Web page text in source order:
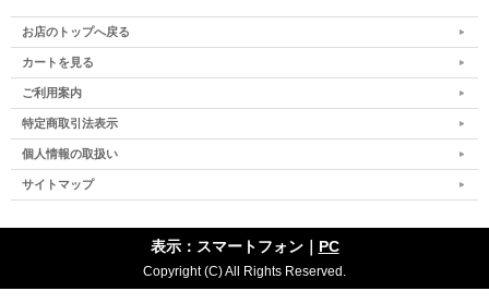
お店のトップへ戻る
カートを見る
ご利用案内
特定商取引法表示
個人情報の取扱い
サイトマップ
表示：スマートフォン｜ PC
Copyright (C) All Rights Reserved.